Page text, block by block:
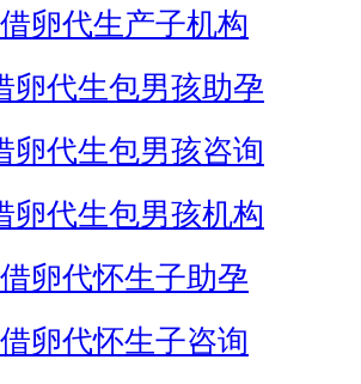
卵代生产子机构
卵代生包男孩助孕
卵代生包男孩咨询
卵代生包男孩机构
卵代怀生子助孕
卵代怀生子咨询